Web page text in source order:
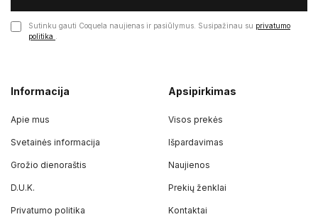
Sutinku gauti Coquela naujienas ir pasiūlymus. Susipažinau su privatumo
politika
Informacija
Apie mus
Svetainės informacija
Grožio dienoraštis
D.U.K.
Privatumo politika
Apsipirkimas
Visos prekės
Išpardavimas
Naujienos
Prekių ženklai
Kontaktai